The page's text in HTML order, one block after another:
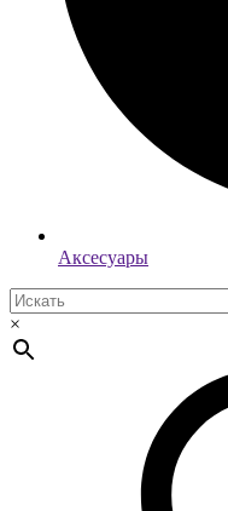
Аксесуары
×